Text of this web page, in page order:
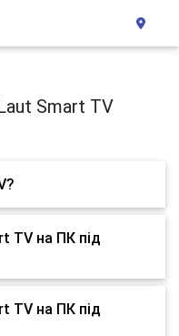
Smart TV
TV на ПК під
TV на ПК під